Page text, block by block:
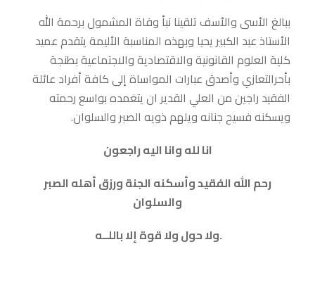
ببالغ الأسى والأسف تلقينا نبأ وفاة المشمول برحمة الله
الأستاذ عبد الكبير يحيا وبهذه المناسبة الأليمة يتقدم عميد
كلية العلوم القانونية والاقتصادية والاجتماعية بطنجة
بأحرالتعازي وأصدق عبارات المواساة إلى كافة أفراد عائلة
الفقيد راجين من العلي القدير ان يتغمده بواسع رحمته
ويسكنه فسيح جنانه ويلهم ذويه الصبر والسلوان.
انا لله وانا اليه راجعون
رحم الله الفقيد وأسكنه الجنة ورزق أهله الصبر
والسلوان
ولا حول ولا قوة إلا باللــه.